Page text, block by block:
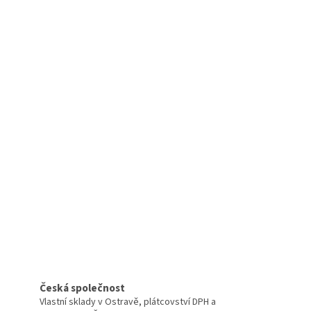
Česká společnost
Vlastní sklady v Ostravě, plátcovství DPH a